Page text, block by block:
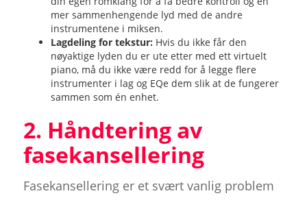
mer sammenhengende lyd med de andre
instrumentene i miksen.
Lagdeling for tekstur: Hvis du ikke får den
nøyaktige lyden du er ute etter med ett virtuelt
piano, må du ikke være redd for å legge flere
instrumenter i lag og EQe dem slik at de fungerer
sammen som én enhet.
2. Håndtering av
fasekansellering
Fasekansellering er et svært vanlig problem